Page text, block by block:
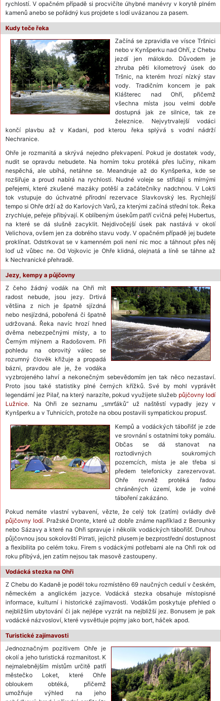
rychlostí. V opačném případě si procvičíte úhybné manévry v korytě plném
kamenů anebo se pořádný kus projdete s lodí uvázanou za pasem.
Kudy teče řeka
Začíná se zpravidla ve vísce Tršnici
nebo v Kynšperku nad Ohří, z Chebu
jezdí jen málokdo. Důvodem je
zhruba pěti kilometrový úsek do
Tršnic, na kterém hrozí nízký stav
vody. Tradičním koncem je pak
Klášterec nad Ohří, přičemž
všechna místa jsou velmi dobře
dostupná jak ze silnice, tak ze
železnice. Nejvytrvalejší vodáci
končí plavbu až v Kadani, pod kterou řeka splývá s vodní nádrží
Nechranice.
Ohře je rozmanitá a skrývá nejedno překvapení. Pokud je dostatek vody,
nudit se opravdu nebudete. Na horním toku protéká přes lučiny, nikam
nespěchá, ale ubíhá, netáhne se. Meandruje až do Kynšperka, kde se
rozšiřuje a proud nabírá na rychlosti. Nudné voleje se střídají s mírnými
peřejemi, které zkušené mazáky potěší a začátečníky nadchnou. V Lokti
tok vstupuje do úchvatné přírodní rezervace Slavkovský les. Rychlejší
tempo si Ohře drží až do Karlových Varů, za kterými začíná střední tok. Řeka
zrychluje, peřeje přibývají. K oblíbeným úsekům patří cvičná peřej Hubertus,
na které se dá slušně zacyklit. Nejdivočejší úsek pak nastává v okolí
Velichova, ovšem jen za dobrého stavu vody. V opačném případě jej budete
proklínat. Odstrkovat se v kamenném poli není nic moc a táhnout přes něj
loď už vůbec ne. Od Vojkovic je Ohře klidná, olejnatá a líně se táhne až
k Nechranické přehradě.
Jezy, kempy a půjčovny
Z čeho žádný vodák na Ohři mít
radost nebude, jsou jezy. Drtivá
většina z nich je špatně sjízdná
nebo nesjízdná, pobořená či špatně
udržovaná. Řeka navíc hrozí hned
dvěma nebezpečnými místy, a to
Černým mlýnem a Radošovem. Při
pohledu na obrovitý válec se
rozumný člověk křižuje a propadá
bázni, pravdou ale je, že vodáka
vyzbrojeného lahví a nekonečným sebevědomím jen tak něco nezastaví.
Proto jsou také statistiky plné černých křížků. Své by mohl vyprávět
legendární jez Pilař, na který narazíte, pokud využijete služeb půjčovny lodí
Lužnice. Na Ohři ze seznamu „smrťáků“ už naštěstí vypadly jezy v
Kynšperku a v Tuhnicích, protože na obou postavili sympatickou propusť.
Kempů a vodáckých tábořišť je zde
ve srovnání s ostatními toky pomálu.
Občas se dá stanovat na
roztodivných soukromých
pozemcích, místa je ale třeba si
předem telefonicky zarezervovat.
Ohře rovněž protéká řadou
chráněných území, kde je volné
táboření zakázáno.
Pokud nemáte vlastní vybavení, vězte, že celý tok (zatím) ovládly dvě
půjčovny lodí. Pražské Dronte, které už dobře známe například z Berounky
nebo Sázavy a které na Ohři spravuje i několik vodáckých tábořišť. Druhou
půjčovnou jsou sokolovští Pirrati, jejichž plusem je bezprostřední dostupnost
a flexibilita po celém toku. Firem s vodáckými potřebami ale na Ohři rok od
roku přibývá, jen zatím nejsou tak masově zastoupeny.
Vodácká stezka na Ohři
Z Chebu do Kadaně je podél toku rozmístěno 69 naučných cedulí v českém,
německém a anglickém jazyce. Vodácká stezka obsahuje místopisné
informace, kulturní i historické zajímavosti. Vodákům poskytuje přehled o
nejbližším ubytování či jak nejlépe vyzrát na nejbližší jez. Bonusem je pak
vodácké názvosloví, které vysvětluje pojmy jako bort, háček apod.
Turistické zajímavosti
Jednoznačným pozitivem Ohře je
okolí a jeho turistická rozmanitost. K
nejmalebnějším místům určitě patří
městečko Loket, které Ohře
obloukem obtéká, přičemž
umožňuje výhled na jeho